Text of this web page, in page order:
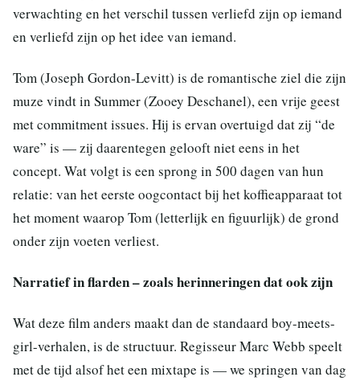
verwachting en het verschil tussen verliefd zijn op iemand
en verliefd zijn op het idee van iemand.
Tom (Joseph Gordon-Levitt) is de romantische ziel die zijn
muze vindt in Summer (Zooey Deschanel), een vrije geest
met commitment issues. Hij is ervan overtuigd dat zij “de
ware” is — zij daarentegen gelooft niet eens in het
concept. Wat volgt is een sprong in 500 dagen van hun
relatie: van het eerste oogcontact bij het koffieapparaat tot
het moment waarop Tom (letterlijk en figuurlijk) de grond
onder zijn voeten verliest.
Narratief in flarden – zoals herinneringen dat ook zijn
Wat deze film anders maakt dan de standaard boy-meets-
girl-verhalen, is de structuur. Regisseur Marc Webb speelt
met de tijd alsof het een mixtape is — we springen van dag